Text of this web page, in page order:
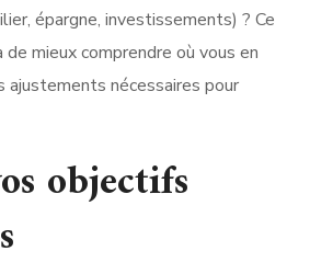
épargne, investissements) ? Ce
mieux comprendre où vous en
nécessaires pour
objectifs